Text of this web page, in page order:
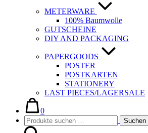
METERWARE
100% Baumwolle
GUTSCHEINE
DIY AND PACKAGING
PAPERGOODS
POSTER
POSTKARTEN
STATIONERY
LAST PIECES/LAGERSALE
Warenkorb
0im
Warenkorb
Suche-
Schalter
Suchen
nach:
Suchen